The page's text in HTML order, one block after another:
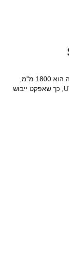
מדריך קלטת SN-1800, פורמט ההדפסה של המכונה הוא 1800 מ"מ,
באמצעות ראש הדפסה דיוק גבוה, ומצויד במנורת UV, כך שאפקט ייבוש